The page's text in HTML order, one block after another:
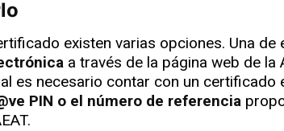
existen varias opciones. Una de
a través de la página web de la
es necesario contar con un certificado
PIN o el número de referencia